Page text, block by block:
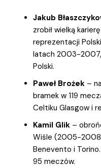
Jakub
zrobił wielką
reprezentacji
latach 2003-
Polski.
Paweł Brożek –
bramek w 119
Celtiku Glasgow i
Kamil Glik –
Wiśle (2005-
Benevento i
95 meczów.